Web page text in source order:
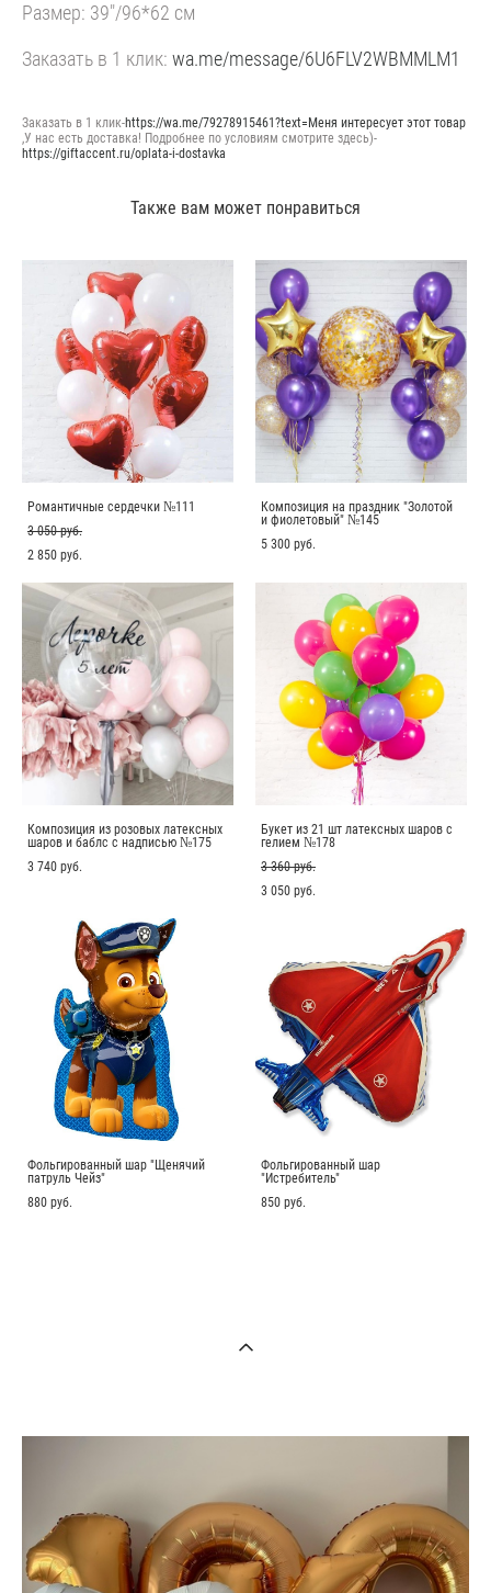
Размер: 39"/96*62 см
Заказать в 1 клик: wa.me/message/6U6FLV2WBMMLM1
Заказать в 1 клик-https://wa.me/79278915461?text=Меня интересует этот товар
,У нас есть доставка! Подробнее по условиям смотрите здесь)-
https://giftaccent.ru/oplata-i-dostavka
Также вам может понравиться
Романтичные сердечки №111
3 050 pуб.
2 850 pуб.
Композиция на праздник "Золотой
и фиолетовый" №145
5 300 pуб.
Композиция из розовых латексных
шаров и баблс с надписью №175
3 740 pуб.
Букет из 21 шт латексных шаров с
гелием №178
3 360 pуб.
3 050 pуб.
Фольгированный шар "Щенячий
патруль Чейз"
880 pуб.
Фольгированный шар
"Истребитель"
850 pуб.